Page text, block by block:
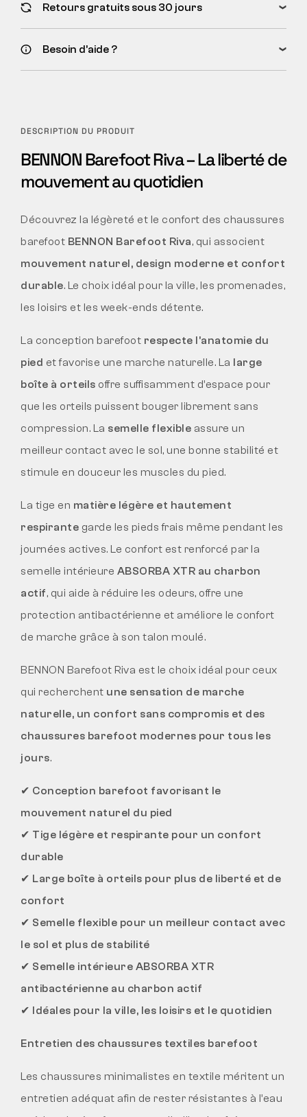
Retours gratuits sous 30 jours
Besoin d’aide ?
DESCRIPTION DU PRODUIT
BENNON Barefoot Riva – La liberté de
mouvement au quotidien
Découvrez la légèreté et le confort des chaussures
barefoot BENNON Barefoot Riva, qui associent
mouvement naturel, design moderne et confort
durable. Le choix idéal pour la ville, les promenades,
les loisirs et les week-ends détente.
La conception barefoot respecte l’anatomie du
pied et favorise une marche naturelle. La large
boîte à orteils offre suffisamment d’espace pour
que les orteils puissent bouger librement sans
compression. La semelle flexible assure un
meilleur contact avec le sol, une bonne stabilité et
stimule en douceur les muscles du pied.
La tige en matière légère et hautement
respirante garde les pieds frais même pendant les
journées actives. Le confort est renforcé par la
semelle intérieure ABSORBA XTR au charbon
actif, qui aide à réduire les odeurs, offre une
protection antibactérienne et améliore le confort
de marche grâce à son talon moulé.
BENNON Barefoot Riva est le choix idéal pour ceux
qui recherchent une sensation de marche
naturelle, un confort sans compromis et des
chaussures barefoot modernes pour tous les
jours.
✔ Conception barefoot favorisant le
mouvement naturel du pied
✔ Tige légère et respirante pour un confort
durable
✔ Large boîte à orteils pour plus de liberté et de
confort
✔ Semelle flexible pour un meilleur contact avec
le sol et plus de stabilité
✔ Semelle intérieure ABSORBA XTR
antibactérienne au charbon actif
✔ Idéales pour la ville, les loisirs et le quotidien
Entretien des chaussures textiles barefoot
Les chaussures minimalistes en textile méritent un
entretien adéquat afin de rester résistantes à l’eau